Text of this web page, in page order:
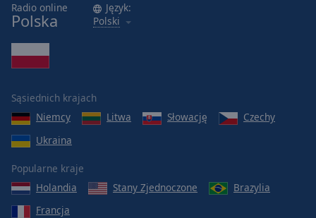
Radio online
Polska
Język:
Polski
Sąsiednich krajach
Niemcy
Litwa Słowację
Czechy
Ukraina
Popularne kraje
Holandia
Stany Zjednoczone
Brazylia
Francja